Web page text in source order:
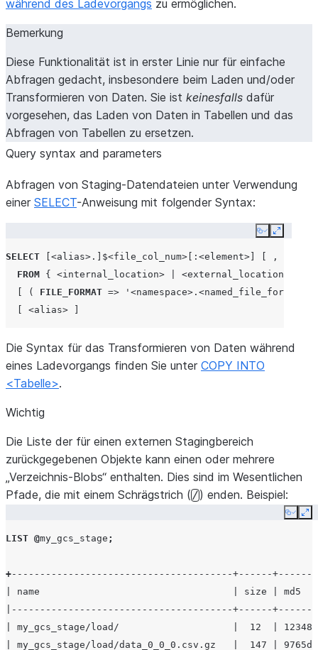
während des Ladevorgangs zu ermöglichen.
Bemerkung
Diese Funktionalität ist in erster Linie nur für einfache
Abfragen gedacht, insbesondere beim Laden und/oder
Transformieren von Daten. Sie ist keinesfalls dafür
vorgesehen, das Laden von Daten in Tabellen und das
Abfragen von Tabellen zu ersetzen.
Query syntax and parameters
Abfragen von Staging-Datendateien unter Verwendung
einer SELECT-Anweisung mit folgender Syntax:
CopyExpand
SELECT <alias> .]$<file_col_num> [: <element> ,
FROM { <internal_location> <external_location>
( FILE_FORMAT => '<namespace>.<named_file_format>'
<alias>
Die Syntax für das Transformieren von Daten während
eines Ladevorgangs finden Sie unter COPY INTO
<Tabelle>.
Wichtig
Die Liste der für einen externen Stagingbereich
zurückgegebenen Objekte kann einen oder mehrere
„Verzeichnis-Blobs“ enthalten. Dies sind im Wesentlichen
Pfade, die mit einem Schrägstrich (/) enden. Beispiel:
Copy
LIST @my_gcs_stage ;
+---------------------------------------+------
| name                                  | size |
|---------------------------------------+------
| my_gcs_stage/load/                    |  12  |
| my_gcs_stage/load/data_0_0_0.csv.gz   |  147 |